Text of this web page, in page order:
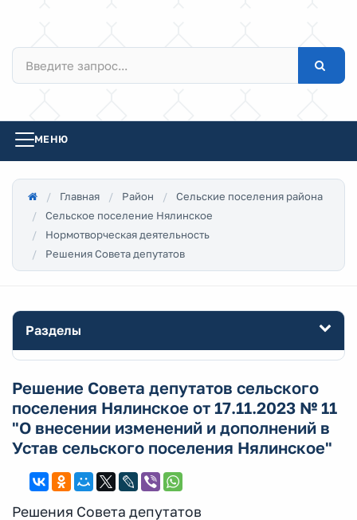
МЕНЮ
Главная Район
Сельские поселения района
Сельское поселение Нялинское
Нормотворческая деятельность
Решения Совета депутатов
Разделы
Решение Совета депутатов сельского
поселения Нялинское от 17.11.2023 № 11
"О внесении изменений и дополнений в
Устав сельского поселения Нялинское"
Решения Совета депутатов